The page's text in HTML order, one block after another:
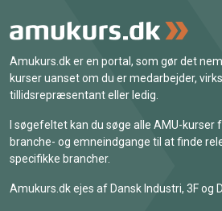
Amukurs.dk er en portal, som gør det
kurser uanset om du er medarbejder,
tillidsrepræsentant eller ledig.
I søgefeltet kan du søge alle AMU-kurser
branche- og emneindgange til at finde
specifikke brancher.
Amukurs.dk ejes af Dansk Industri, 3F og